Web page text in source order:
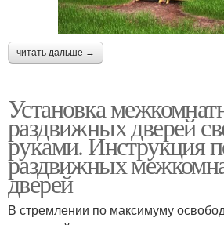
читать дальше →
Установка
раздвижных дверей
руками. Инструкция
раздвижных
дверей
В стремлении по максимуму